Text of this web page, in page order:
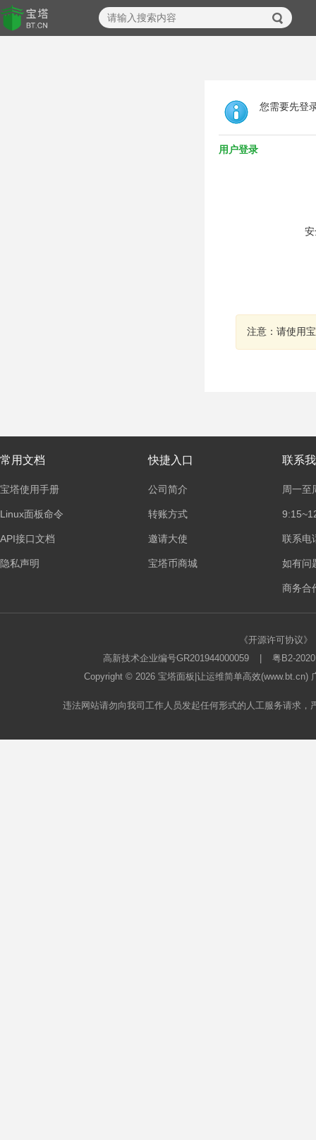
您需要先登
用户登录
注意：请使用
常用文档
宝塔使用手册
Linux面板命令
API接口文档
隐私声明
快捷入口
公司简介
转账方式
邀请大使
宝塔币商城
联系
周一至
联系电
如有问
商务合
《开源许可协议》
高新技术企业编号GR201944000059
粤B2-
Copyright © 2026 宝塔面板 |让运维简单高效
违法网站请勿向我司工作人员发起任何形式的人工服务请求，